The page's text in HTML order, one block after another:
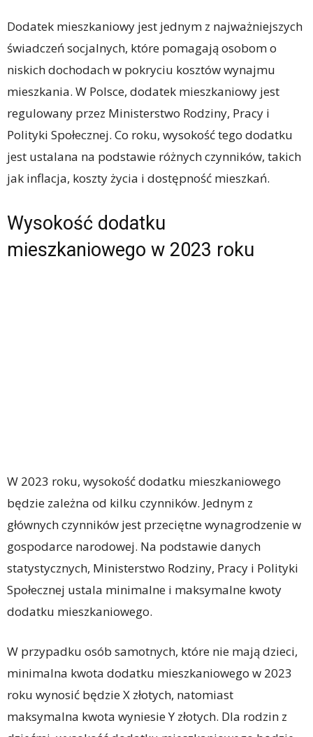
Dodatek mieszkaniowy jest jednym z najważniejszych
świadczeń socjalnych, które pomagają osobom o
niskich dochodach w pokryciu kosztów wynajmu
mieszkania. W Polsce, dodatek mieszkaniowy jest
regulowany przez Ministerstwo Rodziny, Pracy i
Polityki Społecznej. Co roku, wysokość tego dodatku
jest ustalana na podstawie różnych czynników, takich
jak inflacja, koszty życia i dostępność mieszkań.
Wysokość dodatku
mieszkaniowego w 2023 roku
W 2023 roku, wysokość dodatku mieszkaniowego
będzie zależna od kilku czynników. Jednym z
głównych czynników jest przeciętne wynagrodzenie w
gospodarce narodowej. Na podstawie danych
statystycznych, Ministerstwo Rodziny, Pracy i Polityki
Społecznej ustala minimalne i maksymalne kwoty
dodatku mieszkaniowego.
W przypadku osób samotnych, które nie mają dzieci,
minimalna kwota dodatku mieszkaniowego w 2023
roku wynosić będzie X złotych, natomiast
maksymalna kwota wyniesie Y złotych. Dla rodzin z